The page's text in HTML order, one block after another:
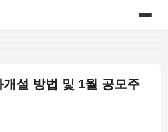
설 방법 및 1월 공모주